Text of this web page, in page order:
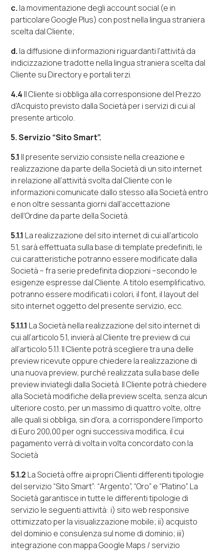
c. la movimentazione degli account social (e in
particolareGoogle Plus) con postnella lingua straniera
scelta dal Cliente;
d. la diffusione di informazioni riguardanti l’attività da
indicizzazione tradotte nella lingua straniera scelta dal
Cliente su Directorye portali terzi.
4.4 Il Cliente si obbliga alla corresponsione del Prezzo
d’Acquisto previsto dalla Società per i servizi di cui al
presente articolo.
5.Servizio “Sito Smart”.
5.1 Il presente servizio consiste nella creazione e
realizzazione da parte della Società di un sito internet
in relazione all’attività svolta dal Cliente con le
informazioni comunicate dallo stesso alla Società entro
e non oltre sessanta giorni dall’accettazione
dell’Ordine da parte della Società.
5.1.1 La realizzazione del sito internetdi cui all’articolo
5.1, sarà effettuata sulla base ditemplate predefiniti, le
cui caratteristiche potranno essere modificate dalla
Società – fra serie predefinita diopzioni –secondo le
esigenze espresse dal Cliente. A titolo esemplificativo,
potranno essere modificati i colori, ilfont, il layoutdel
sito internetoggetto del presente servizio, ecc.
5.1.1.1 La Società nella realizzazione del sito internetdi
cui all’articolo 5.1, invierà al Cliente tre previewdi cui
all’articolo 5.1.1. Il Cliente potrà scegliere tra una delle
previewricevute oppure chiedere la realizzazione di
una nuova preview, purché realizzata sulla base delle
previewinviategli dalla Società. Il Cliente potrà chiedere
alla Società modifiche della previewscelta, senza alcun
ulteriore costo, per un massimo di quattro volte, oltre
alle quali si obbliga, sin d’ora, a corrispondere l’importo
di Euro 200,00 per ogni successiva modifica, il cui
pagamento verrà di volta in volta concordato con la
Società
5.1.2 La Società offre ai propri Clienti differenti tipologie
del servizio “Sito Smart”: “Argento”, “Oro” e “Platino”. La
Società garantisce in tutte le differenti tipologie di
servizio le seguenti attività: i) sitoweb responsive
ottimizzato per la visualizzazione mobile; ii) acquisto
del dominio e consulenza sul nome di dominio; iii)
integrazione con mappaGoogle Maps / servizio